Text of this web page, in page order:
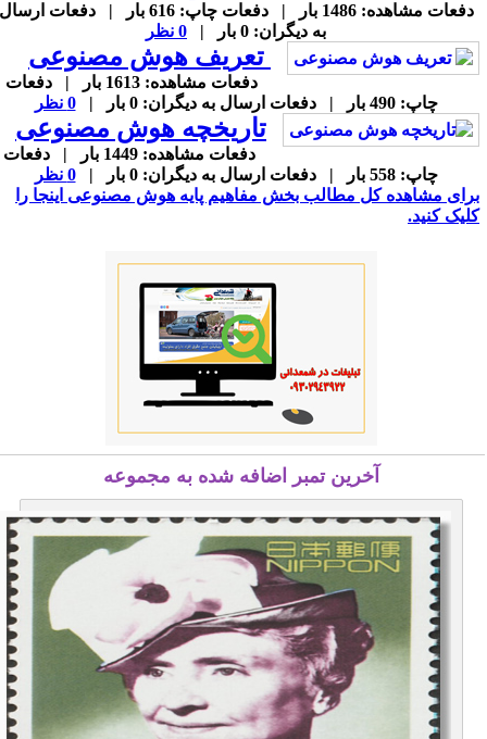
دفعات مشاهده: 1486 بار | دفعات چاپ: 616 بار | دفعات ارسال
به دیگران: 0 بار |
تعریف هوش مصنوعی
دفعات مشاهده: 1613 بار | دفعات
چاپ: 490 بار | دفعات ارسال به دیگران: 0 بار |
تاریخچه هوش مصنوعی
دفعات مشاهده: 1449 بار | دفعات
چاپ: 558 بار | دفعات ارسال به دیگران: 0 بار |
مشاهده کل مطالب بخش مفاهیم پایه هوش مصنوعیاینجا را
کنید.
آخرین تمبر اضافه شده به مجموعه